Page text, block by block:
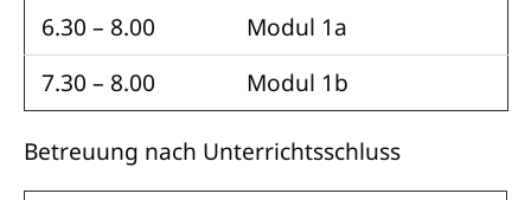
6.30 – 8.00
Modul 1a
7.30 – 8.00
Modul 1b
Betreuung nach Unterrichtsschluss